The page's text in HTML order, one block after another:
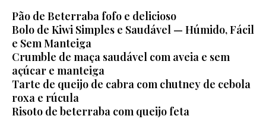
Pão de Beterraba fofo e delicioso
Bolo de Kiwi Simples e Saudável — Húmido, Fácil
e Sem Manteiga
Crumble de maça saudável com aveia e sem
açúcar e manteiga
Tarte de queijo de cabra com chutney de cebola
roxa e rúcula
Risoto de beterraba com queijo feta